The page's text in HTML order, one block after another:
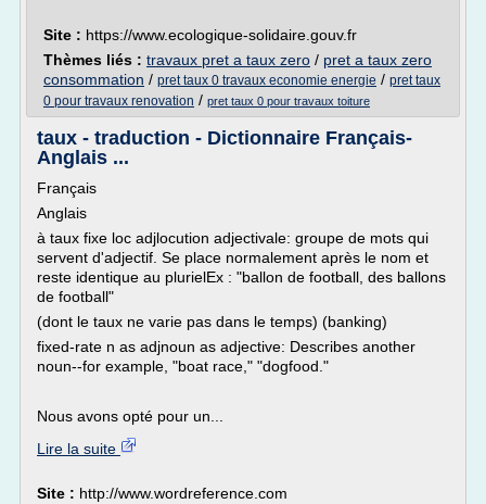
Site : https://www.ecologique-solidaire.gouv.fr
Thèmes liés : travaux pret a taux zero / pret a taux zero
consommation / pret taux 0 travaux economie energie / pret taux
0 pour travaux renovation / pret taux 0 pour travaux toiture
taux - traduction - Dictionnaire Français-
Anglais ...
Français
Anglais
à taux fixe loc adjlocution adjectivale: groupe de mots qui
servent d'adjectif. Se place normalement après le nom et
reste identique au plurielEx : "ballon de football, des ballons
de football"
(dont le taux ne varie pas dans le temps) (banking)
fixed-rate n as adjnoun as adjective: Describes another
noun--for example, "boat race," "dogfood."
Nous avons opté pour un...
Lire la suite
Site : http://www.wordreference.com